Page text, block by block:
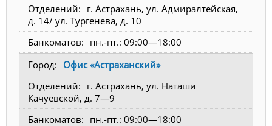
г. Астрахань, ул. Адмиралтейская,
д. 14/ ул. Тургенева, д. 10
пн.-пт.: 09:00—18:00
Офис «Астраханский»
г. Астрахань, ул. Наташи
Качуевской, д. 7—9
пн.-пт.: 09:00—18:00